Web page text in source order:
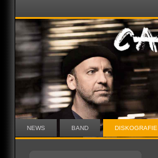
NEWS BAND DISKOGRAFIE